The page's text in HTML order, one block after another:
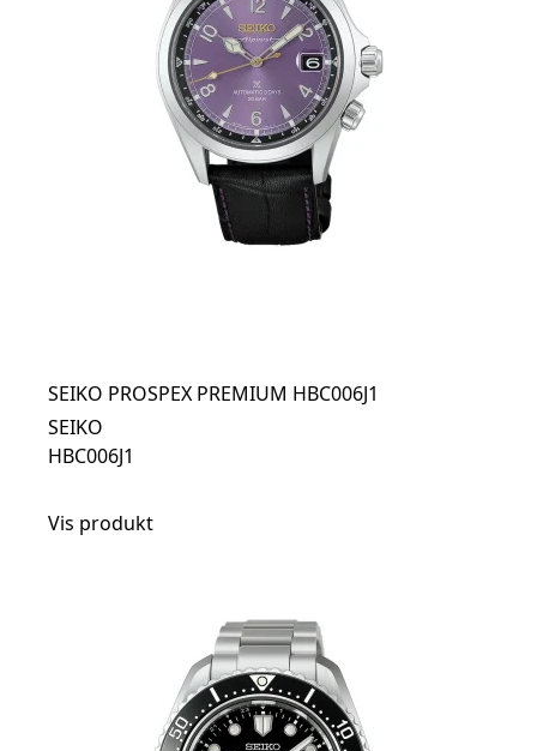
SEIKO PROSPEX PREMIUM HBC006J1
SEIKO
HBC006J1
Vis produkt